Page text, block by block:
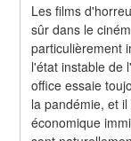
Les films
sûr dans le
particulièrement
l'état instable de
office essaie
la pandémie, et
économique